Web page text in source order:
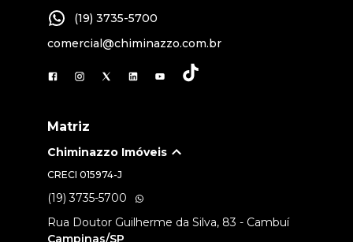
(19) 3735-5700
comercial@chiminazzo.com.br
Matriz
Chiminazzo Imóveis
CRECI 015974-J
(19) 3735-5700
Rua Doutor Guilherme da Silva, 83 - Cambuí